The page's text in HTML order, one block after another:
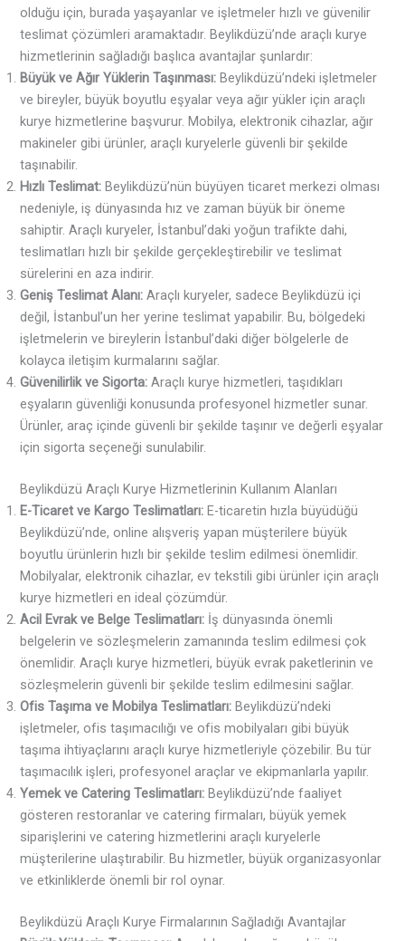
olduğu için, burada yaşayanlar ve işletmeler hızlı ve güvenilir
teslimat çözümleri aramaktadır. Beylikdüzü’nde araçlı kurye
hizmetlerinin sağladığı başlıca avantajlar şunlardır:
Büyük ve Ağır Yüklerin Taşınması: Beylikdüzü’ndeki işletmeler
ve bireyler, büyük boyutlu eşyalar veya ağır yükler için araçlı
kurye hizmetlerine başvurur. Mobilya, elektronik cihazlar, ağır
makineler gibi ürünler, araçlı kuryelerle güvenli bir şekilde
taşınabilir.
Hızlı Teslimat: Beylikdüzü’nün büyüyen ticaret merkezi olması
nedeniyle, iş dünyasında hız ve zaman büyük bir öneme
sahiptir. Araçlı kuryeler, İstanbul’daki yoğun trafikte dahi,
teslimatları hızlı bir şekilde gerçekleştirebilir ve teslimat
sürelerini en aza indirir.
Geniş Teslimat Alanı: Araçlı kuryeler, sadece Beylikdüzü içi
değil, İstanbul’un her yerine teslimat yapabilir. Bu, bölgedeki
işletmelerin ve bireylerin İstanbul’daki diğer bölgelerle de
kolayca iletişim kurmalarını sağlar.
Güvenilirlik ve Sigorta: Araçlı kurye hizmetleri, taşıdıkları
eşyaların güvenliği konusunda profesyonel hizmetler sunar.
Ürünler, araç içinde güvenli bir şekilde taşınır ve değerli eşyalar
için sigorta seçeneği sunulabilir.
Beylikdüzü Araçlı Kurye Hizmetlerinin Kullanım Alanları
E-Ticaret ve Kargo Teslimatları: E-ticaretin hızla büyüdüğü
Beylikdüzü’nde, online alışveriş yapan müşterilere büyük
boyutlu ürünlerin hızlı bir şekilde teslim edilmesi önemlidir.
Mobilyalar, elektronik cihazlar, ev tekstili gibi ürünler için araçlı
kurye hizmetleri en ideal çözümdür.
Acil Evrak ve Belge Teslimatları: İş dünyasında önemli
belgelerin ve sözleşmelerin zamanında teslim edilmesi çok
önemlidir. Araçlı kurye hizmetleri, büyük evrak paketlerinin ve
sözleşmelerin güvenli bir şekilde teslim edilmesini sağlar.
Ofis Taşıma ve Mobilya Teslimatları: Beylikdüzü’ndeki
işletmeler, ofis taşımacılığı ve ofis mobilyaları gibi büyük
taşıma ihtiyaçlarını araçlı kurye hizmetleriyle çözebilir. Bu tür
taşımacılık işleri, profesyonel araçlar ve ekipmanlarla yapılır.
Yemek ve Catering Teslimatları: Beylikdüzü’nde faaliyet
gösteren restoranlar ve catering firmaları, büyük yemek
siparişlerini ve catering hizmetlerini araçlı kuryelerle
müşterilerine ulaştırabilir. Bu hizmetler, büyük organizasyonlar
ve etkinliklerde önemli bir rol oynar.
Beylikdüzü Araçlı Kurye Firmalarının Sağladığı Avantajlar